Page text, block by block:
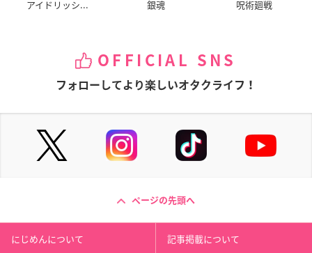
アイドリッシ... 銀魂 呪術廻戦
OFFICIAL SNS
フォローしてより楽しいオタクライフ！
ページの先頭へ
にじめんについて 記事掲載について